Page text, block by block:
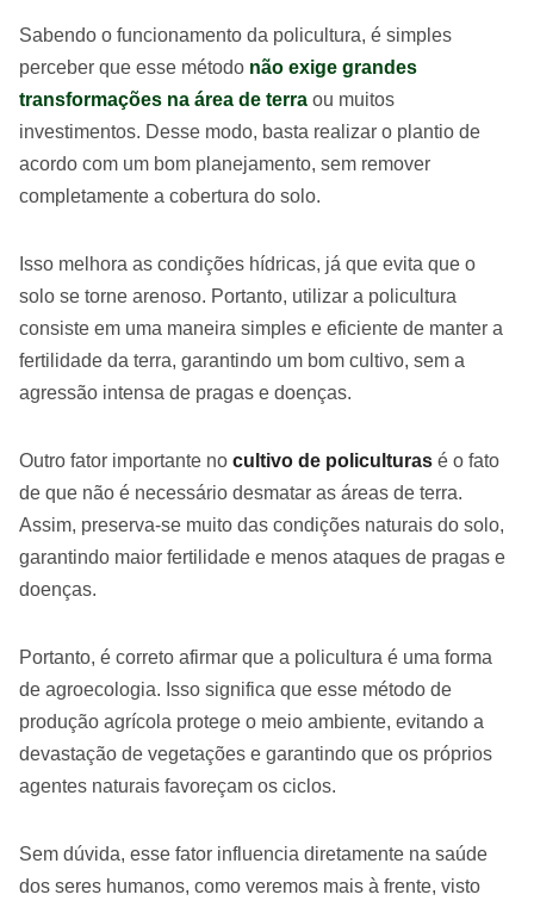
Sabendo o funcionamento da policultura, é simples
perceber que esse método não exige grandes
transformações na área de terra ou muitos
investimentos. Desse modo, basta realizar o plantio de
acordo com um bom planejamento, sem remover
completamente a cobertura do solo.
Isso melhora as condições hídricas, já que evita que o
solo se torne arenoso. Portanto, utilizar a policultura
consiste em uma maneira simples e eficiente de manter a
fertilidade da terra, garantindo um bom cultivo, sem a
agressão intensa de pragas e doenças.
Outro fator importante no cultivo de policulturas é o fato
de que não é necessário desmatar as áreas de terra.
Assim, preserva-se muito das condições naturais do solo,
garantindo maior fertilidade e menos ataques de pragas e
doenças.
Portanto, é correto afirmar que a policultura é uma forma
de agroecologia. Isso significa que esse método de
produção agrícola protege o meio ambiente, evitando a
devastação de vegetações e garantindo que os próprios
agentes naturais favoreçam os ciclos.
Sem dúvida, esse fator influencia diretamente na saúde
dos seres humanos, como veremos mais à frente, visto